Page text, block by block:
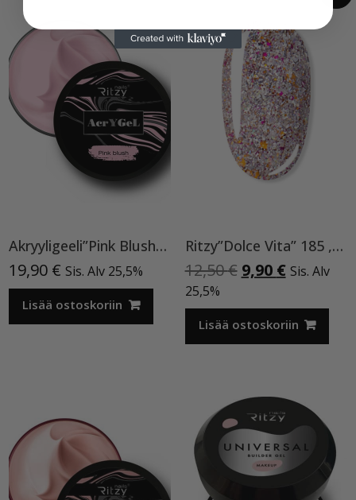
Akryyligeeli”Pink Blush”15ml
19,90 € Sis. Alv 25,5%
Lisää ostoskoriin
Ritzy”Dolce Vita” 185 ,9ml TPO vapaa
12,50€ Alkuperäinen
oli:
12,50 €.
9,90 €Nykyinen
on:
9,90 €.
Sis. Alv
25,5%
Lisää ostoskoriin